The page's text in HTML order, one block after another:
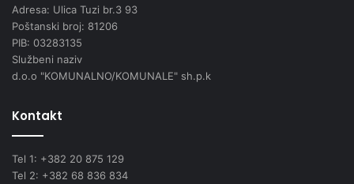
Adresa: Ulica Tuzi br.3 93
Poštanski broj: 81206
PIB: 03283135
Službeni naziv
d.o.o "KOMUNALNO/KOMUNALE" sh.p.k
Kontakt
Tel 1: +382 20 875 129
Tel 2: +382 68 836 834